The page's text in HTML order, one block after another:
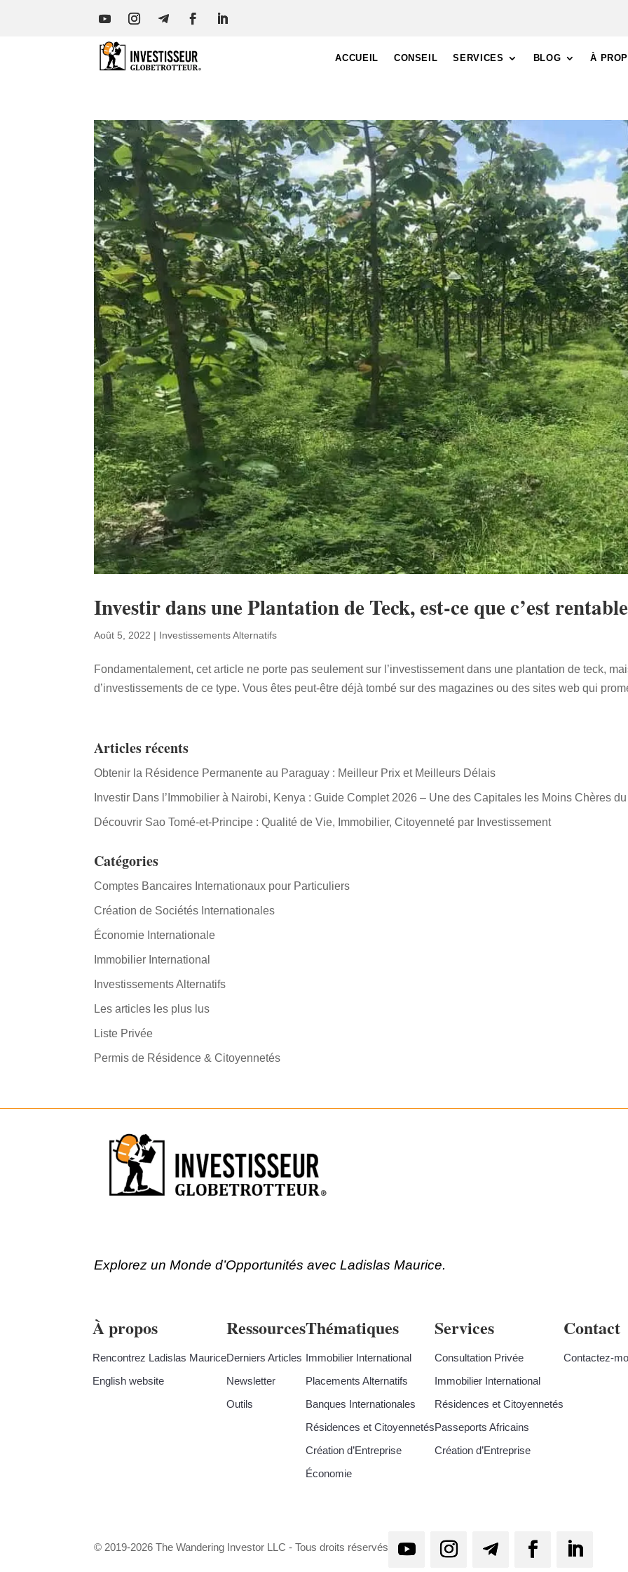
ACCUEIL CONSEIL SERVICES BLOG À
Investir dans une Plantation de Teck, est-ce que c’est
Août 5, 2022 | Investissements Alternatifs
Fondamentalement, cet article ne porte pas seulement sur l’investissement dans une plantation de teck,
d’investissements de ce type. Vous êtes peut-être déjà tombé sur des magazines ou des sites web qui
Articles récents
Obtenir la Résidence Permanente au Paraguay : Meilleur Prix et Meilleurs Délais
Investir Dans l’Immobilier à Nairobi, Kenya : Guide Complet 2026 – Une des Capitales les Moins Chères
Découvrir Sao Tomé-et-Principe : Qualité de Vie, Immobilier, Citoyenneté par Investissement
Catégories
Comptes Bancaires Internationaux pour Particuliers
Création de Sociétés Internationales
Économie Internationale
Immobilier International
Investissements Alternatifs
Les articles les plus lus
Liste Privée
Permis de Résidence & Citoyennetés
Explorez un Monde d’Opportunités avec Ladislas Maurice.
À propos
Rencontrez Ladislas Maurice
English website
Ressources
Derniers Articles
Newsletter
Outils
Thématiques
Immobilier International
Placements Alternatifs
Banques Internationales
Résidences et Citoyennetés
Création d’Entreprise
Économie
Services
Consultation Privée
Immobilier International
Résidences et Citoyennetés
Passeports Africains
Création d’Entreprise
Contact
Contactez-
© 2019-2026 The Wandering Investor LLC - Tous droits réservés